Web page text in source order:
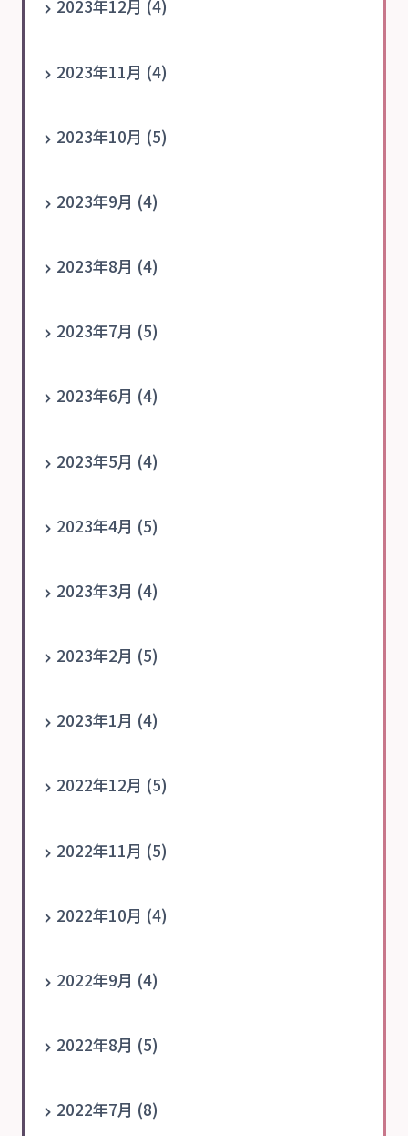
2023年12月 (4)
2023年11月 (4)
2023年10月 (5)
2023年9月 (4)
2023年8月 (4)
2023年7月 (5)
2023年6月 (4)
2023年5月 (4)
2023年4月 (5)
2023年3月 (4)
2023年2月 (5)
2023年1月 (4)
2022年12月 (5)
2022年11月 (5)
2022年10月 (4)
2022年9月 (4)
2022年8月 (5)
2022年7月 (8)